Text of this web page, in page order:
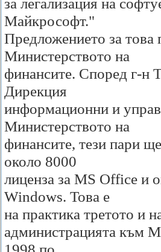
Майкрософт."
Предложението за това
Министерството на
финансите. Според г-н
Дирекция
информационни и
Министерството на
финансите, тези пари
около 8000
лиценза за MS Office и
Windows. Това е
на практика третото и
администрацията към